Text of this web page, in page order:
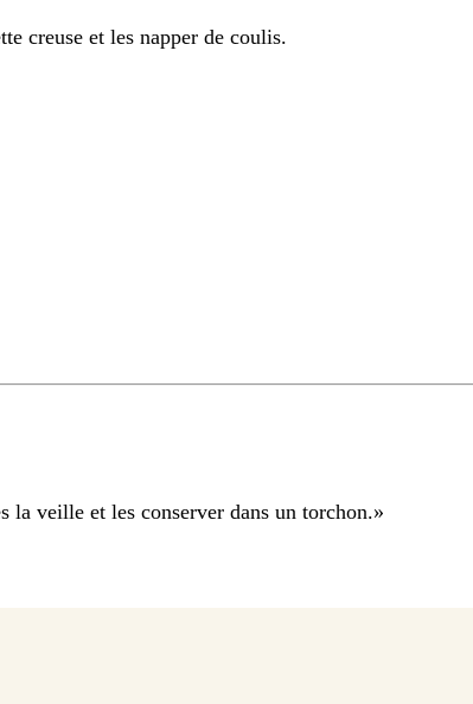
creuse et les napper de coulis.
la veille et les conserver dans un torchon.»